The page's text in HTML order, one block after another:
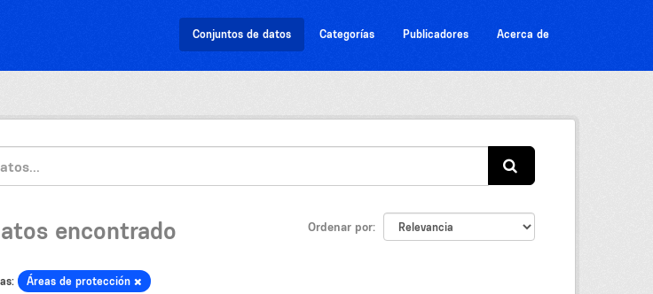
Conjuntos de datos Categorías Publicadores Acerca de
Ordenar por
encontrado
Áreas de protección